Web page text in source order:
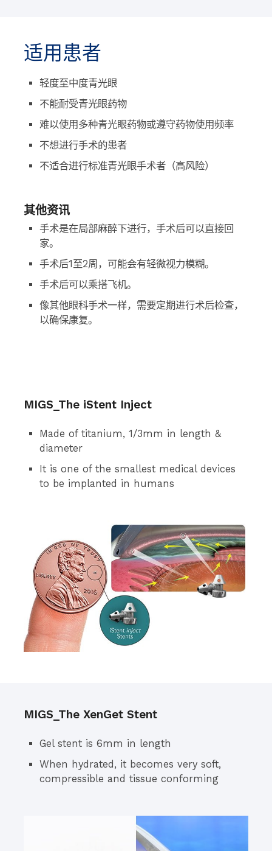
适用患者
轻度至中度青光眼
不能耐受青光眼药物
难以使用多种青光眼药物或遵守药物使用频率
不想进行手术的患者
不适合进行标准青光眼手术者（高风险）
其他资讯
手术是在局部麻醉下进行，手术后可以直接回
家。
手术后1至2周，可能会有轻微视力模糊。
手术后可以乘搭飞机。
像其他眼科手术一样，需要定期进行术后检查，
以确保康复。
MIGS_The iStent Inject
Made of titanium, 1/3mm in length &
diameter
It is one of the smallest medical devices
to be implanted in humans
MIGS_The XenGet Stent
Gel stent is 6mm in length
When hydrated, it becomes very soft,
compressible and tissue conforming